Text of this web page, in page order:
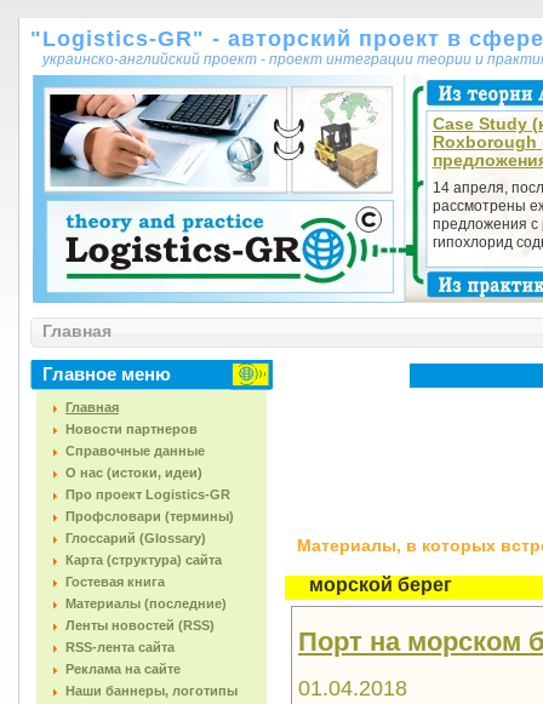
"Logistics-GR" - авторский проект в
украинско-английский проект - проект интеграции теории и
Case Study
Roxborough
14 апреля,
рассмотрены
предложения с
гипохлорид
Главная
Главное меню
Главная
Новости партнеров
Справочные данные
О нас (истоки, идеи)
Про проект Logistics-GR
Профсловари (термины)
Глоссарий (Glossary)
Карта (структура) сайта
Гостевая книга
Материалы (последние)
Ленты новостей (RSS)
RSS-лента сайта
Реклама на сайте
Наши баннеры, логотипы
Материалы, в которых
морской берег
Порт на морском
01.04.2018